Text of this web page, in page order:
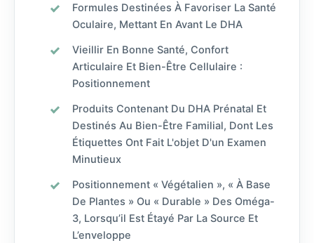
Formules Destinées À Favoriser La Santé
Oculaire, Mettant En Avant Le DHA
Vieillir En Bonne Santé, Confort
Articulaire Et Bien-Être Cellulaire :
Positionnement
Produits Contenant Du DHA Prénatal Et
Destinés Au Bien-Être Familial, Dont Les
Étiquettes Ont Fait L'objet D'un Examen
Minutieux
Positionnement « Végétalien », « À Base
De Plantes » Ou « Durable » Des Oméga-
3, Lorsqu’il Est Étayé Par La Source Et
L’enveloppe